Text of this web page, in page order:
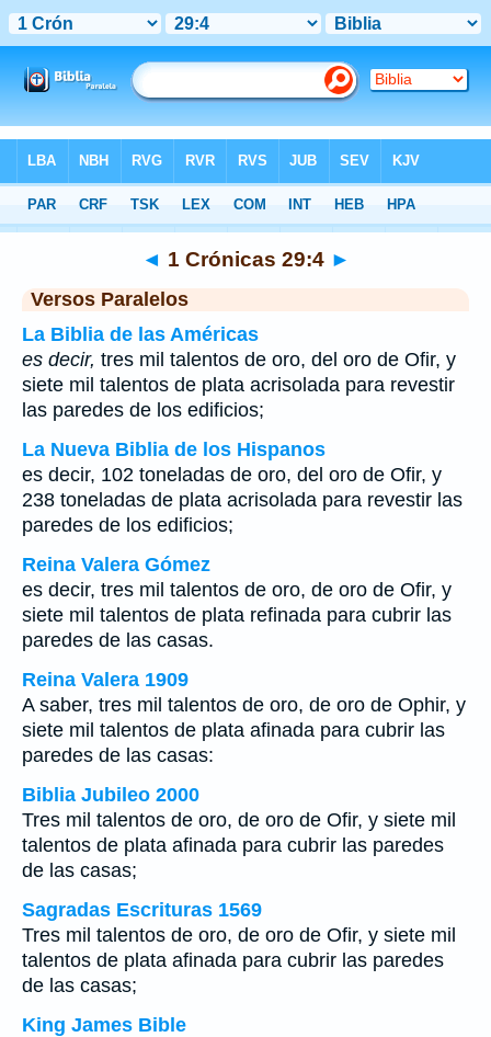
>1 Crónicas Capítulo 29 > Verso 4
◄ 1 Crónicas 29:4 ►
Versos Paralelos
La Biblia de las Américas
es decir, tres mil talentos de oro, del oro de Ofir, y
siete mil talentos de plata acrisolada para revestir
las paredes de los edificios;
La Nueva Biblia de los Hispanos
es decir, 102 toneladas de oro, del oro de Ofir, y
238 toneladas de plata acrisolada para revestir las
paredes de los edificios;
Reina Valera Gómez
es decir, tres mil talentos de oro, de oro de Ofir, y
siete mil talentos de plata refinada para cubrir las
paredes de las casas.
Reina Valera 1909
A saber, tres mil talentos de oro, de oro de Ophir, y
siete mil talentos de plata afinada para cubrir las
paredes de las casas:
Biblia Jubileo 2000
Tres mil talentos de oro, de oro de Ofir, y siete mil
talentos de plata afinada para cubrir las paredes
de las casas;
Sagradas Escrituras 1569
Tres mil talentos de oro, de oro de Ofir, y siete mil
talentos de plata afinada para cubrir las paredes
de las casas;
King James Bible